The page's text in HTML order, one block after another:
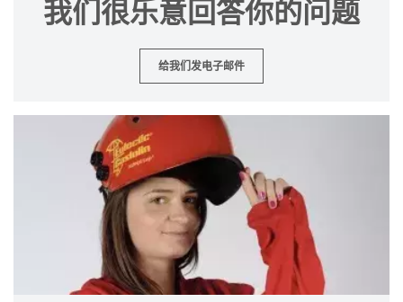
我们很乐意回答你的问题
给我们发电子邮件